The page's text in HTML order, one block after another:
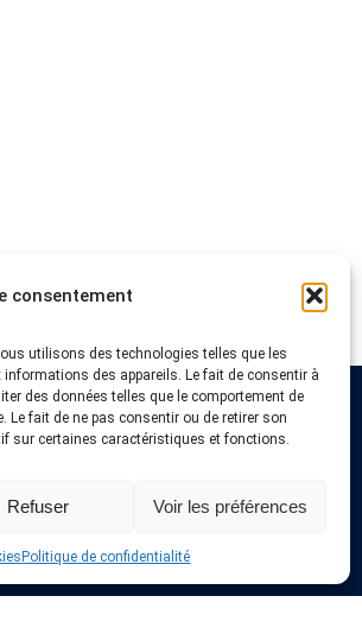
consentement
utilisons des technologies telles que les
des appareils. Le fait de consentir à
des données telles que le comportement de
fait de ne pas consentir ou de retirer son
sur certaines caractéristiques et fonctions.
Refuser Voir les préférences
Politique de confidentialité